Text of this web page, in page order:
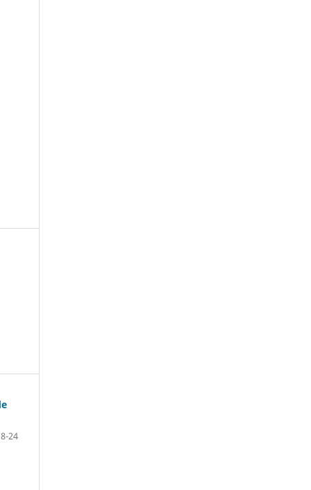
8-24